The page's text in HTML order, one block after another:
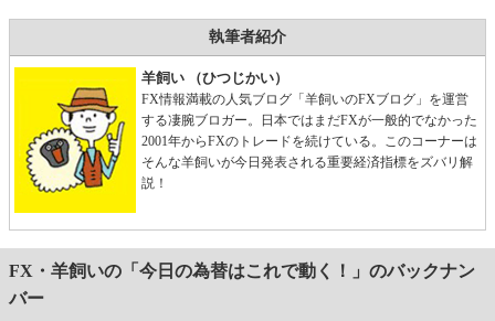
執筆者紹介
羊飼い （ひつじかい）
FX情報満載の人気ブログ「羊飼いのFXブログ」を運営
する凄腕ブロガー。日本ではまだFXが一般的でなかった
2001年からFXのトレードを続けている。このコーナーは
そんな羊飼いが今日発表される重要経済指標をズバリ解
説！
FX・羊飼いの「今日の為替はこれで動く！」のバックナン
バー